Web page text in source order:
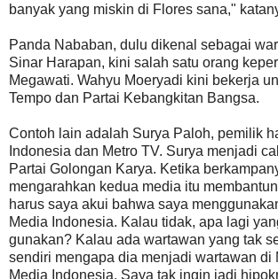
banyak yang miskin di Flores sana,"
Panda Nababan, dulu dikenal sebagai
Sinar Harapan, kini salah satu orang
Megawati. Wahyu Moeryadi kini bekerja
Tempo dan Partai Kebangkitan Bangsa.
Contoh lain adalah Surya Paloh, pemilik
Indonesia dan Metro TV. Surya menjadi
Partai Golongan Karya. Ketika
mengarahkan kedua media itu
harus saya akui bahwa saya
Media Indonesia. Kalau tidak, apa lagi
gunakan? Kalau ada wartawan yang tak
sendiri mengapa dia menjadi wartawan di
Media Indonesia. Saya tak ingin jadi